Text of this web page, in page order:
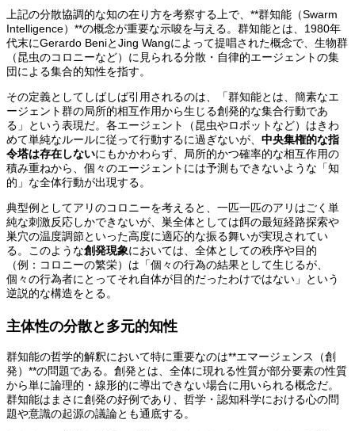
上記の分散協調的な知の在り方を考察する上で、**群知能（Swarm
Intelligence）**の概念が重要な示唆を与える。群知能とは、1980年
代末にGerardo BeniとJing Wangによって提唱された概念で、生物群
（昆虫のコロニーなど）に見られる分散・自律的エージェントの集
団による集合的知性を指す。
その定義としてしばしば引用されるのは、「群知能とは、簡素なエ
ージェント群の局所的相互作用から生じる創発的な集合行動であ
る」という表現だ。各エージェント（昆虫やロボットなど）はきわ
めて単純なルールに従って行動するに過ぎないが、 中央集権的な指
令塔は存在しないにもかかわらず、局所的かつ確率的な相互作用の
積み重ねから、個々のエージェントには予測もできないような「知
的」な全体行動が出現する。
典型例としてアリのコロニーを考えると、一匹一匹のアリはごく単
純な刺激反応しかできないが、巣全体としては餌の最短経路探索や
巣穴の温度調節といった高度に適応的な振る舞いが実現されてい
る。このような創発現象においては、全体としての秩序や目的
（例：コロニーの繁栄）は「個々の行為の結果として生じるが、
個々の行為者にとってそれ自体が目的だったわけではない」という
逆説的な構造をとる。
主体性の分散と多元的知性
群知能の哲学的解釈において特に重要なのは**エマージェンス（創
発）**の問題である。創発とは、全体に現れる性質が部分要素の性質
から単に論理的・線形的に導出できない場合に用いられる概念だ。
群知能はまさに創発の好例であり、哲学・認知科学における心の問
題や意識の起源の議論とも通底する。